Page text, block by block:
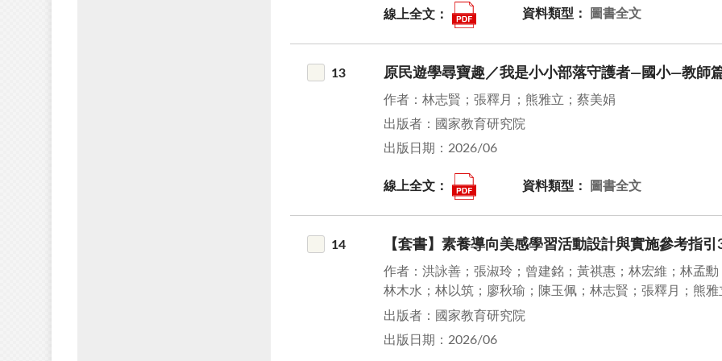
線上全文： 資料類型： 圖書全文
13 原民遊學尋寶趣／我是小小部落守護者—國小—教師
作者：林志賢；張釋月；熊雅立；蔡美娟
出版者：國家教育研究院
出版日期：2026/06
線上全文： 資料類型： 圖書全文
14 【套書】素養導向美感學習活動設計與實施參考指引
作者：洪詠善；張淑玲；曾建銘；黃祺惠；林宏維；林孟
林木水；林以筑；廖秋瑜；陳玉佩；林志賢；張釋月；熊
出版者：國家教育研究院
出版日期：2026/06